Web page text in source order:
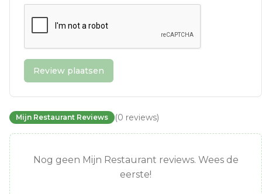
Review plaatsen
Mijn Restaurant Reviews (0 reviews)
Nog geen Mijn Restaurant reviews. Wees de
eerste!